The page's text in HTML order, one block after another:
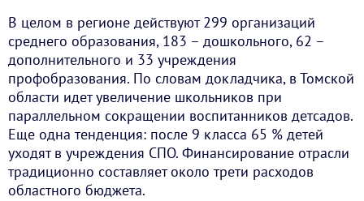
В целом в регионе действуют 299 организаций
среднего образования, 183 – дошкольного, 62 –
дополнительного и 33 учреждения
профобразования. По словам докладчика, в Томской
области идет увеличение школьников при
параллельном сокращении воспитанников детсадов.
Еще одна тенденция: после 9 класса 65 % детей
уходят в учреждения СПО. Финансирование отрасли
традиционно составляет около трети расходов
областного бюджета.